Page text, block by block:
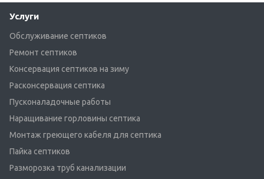
Услуги
Обслуживание септиков
Ремонт септиков
Консервация септиков на зиму
Расконсервация септика
Пусконаладочные работы
Наращивание горловины септика
Монтаж греющего кабеля для септика
Пайка септиков
Разморозка труб канализации